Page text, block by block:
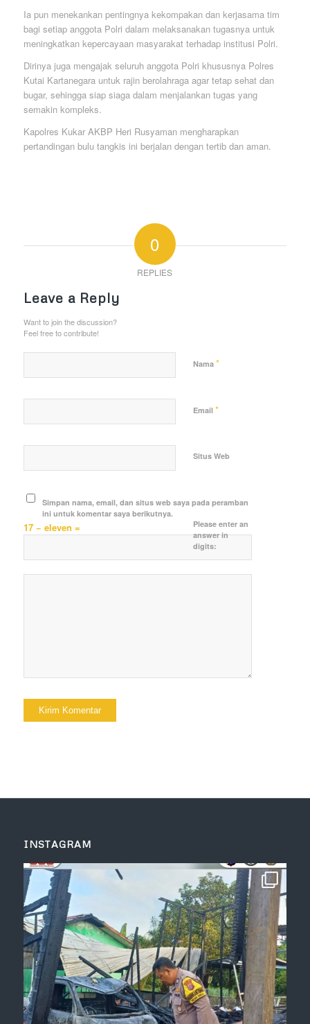
Ia pun menekankan pentingnya kekompakan dan kerjasama tim
bagi setiap anggota Polri dalam melaksanakan tugasnya untuk
meningkatkan kepercayaan masyarakat terhadap institusi Polri.
Dirinya juga mengajak seluruh anggota Polri khususnya Polres
Kutai Kartanegara untuk rajin berolahraga agar tetap sehat dan
bugar, sehingga siap siaga dalam menjalankan tugas yang
semakin kompleks.
Kapolres Kukar AKBP Heri Rusyaman mengharapkan
pertandingan bulu tangkis ini berjalan dengan tertib dan aman.
0
REPLIES
Leave a Reply
Want to join the discussion?
Feel free to contribute!
Nama *
Email *
Situs Web
Simpan nama, email, dan situs web saya pada peramban
ini untuk komentar saya berikutnya.
Please enter an
answer in
digits:
17 − eleven =
INSTAGRAM